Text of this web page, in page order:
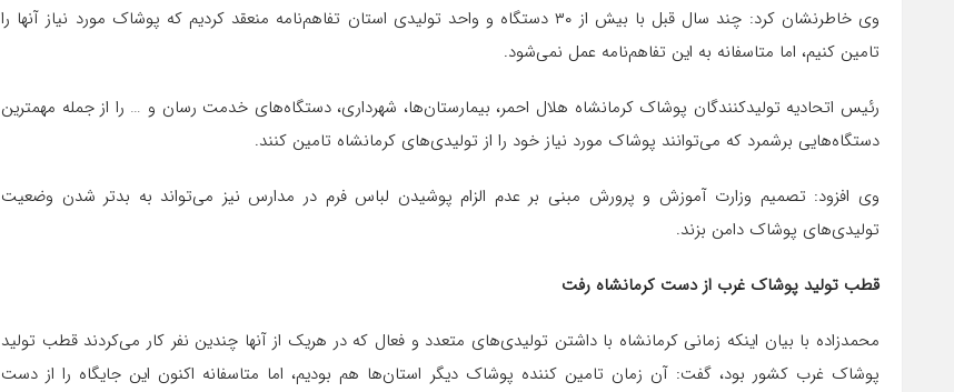
وی خاطرنشان کرد: چند سال قبل با بیش از ۳۰ دستگاه و واحد تولیدی استان تفاهم‌نامه منعقد کردیم که پوشاک مورد نیاز آنها را
تامین کنیم، اما متاسفانه به این تفاهم‌نامه عمل نمی‌شود.
رئیس اتحادیه تولیدکنندگان پوشاک کرمانشاه هلال احمر، بیمارستان‌ها، شهرداری، دستگاه‌های خدمت رسان و … را از جمله مهمترین
دستگاه‌هایی برشمرد که می‌توانند پوشاک مورد نیاز خود را از تولیدی‌های کرمانشاه تامین کنند.
وی افزود: تصمیم وزارت آموزش و پرورش مبنی بر عدم الزام پوشیدن لباس فرم در مدارس نیز می‌تواند به بدتر شدن وضعیت
تولیدی‌های پوشاک دامن بزند.
قطب تولید پوشاک غرب از دست کرمانشاه رفت
محمدزاده با بیان اینکه زمانی کرمانشاه با داشتن تولیدی‌های متعدد و فعال که در هریک از آنها چندین نفر کار می‌کردند قطب تولید
پوشاک غرب کشور بود، گفت: آن زمان تامین کننده پوشاک دیگر استان‌ها هم بودیم، اما متاسفانه اکنون این جایگاه را از دست